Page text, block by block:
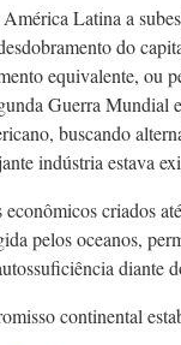
Latina a
do
equivalente, ou
Guerra Mundial
buscando
indústria estava
criados
pelos oceanos,
diante
continental